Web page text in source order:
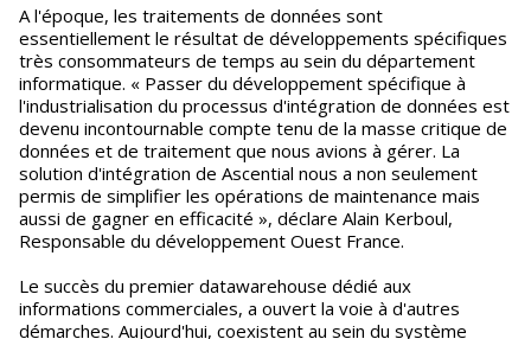
A l'époque, les traitements de données sont
essentiellement le résultat de développements spécifiques
très consommateurs de temps au sein du département
informatique. « Passer du développement spécifique à
l'industrialisation du processus d'intégration de données est
devenu incontournable compte tenu de la masse critique de
données et de traitement que nous avions à gérer. La
solution d'intégration de Ascential nous a non seulement
permis de simplifier les opérations de maintenance mais
aussi de gagner en efficacité », déclare Alain Kerboul,
Responsable du développement Ouest France.
Le succès du premier datawarehouse dédié aux
informations commerciales, a ouvert la voie à d'autres
démarches. Aujourd'hui, coexistent au sein du système